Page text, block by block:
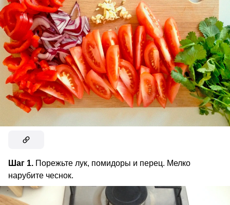
Шаг 1. Порежьте лук, помидоры и перец. Мелко
нарубите чеснок.